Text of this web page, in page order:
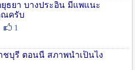
ยุธยา บางประอิน มีแพแนะ
ณครับ
1
ชบุรี ตอนนี้ สภาพน้ำเป็นไง